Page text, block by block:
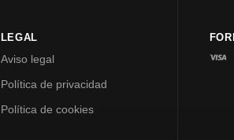
LEGAL
Aviso legal
Política de privacidad
Política de cookies